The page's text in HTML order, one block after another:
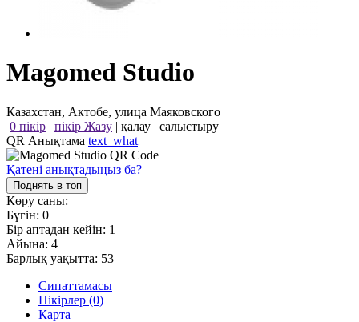
Magomed Studio
Казахстан, Актобе, улица Маяковского
0 пікір | пікір Жазу | қалау | салыстыру
QR Анықтама text_what
Қатені анықтадыңыз ба?
Поднять в топ
Көру саны:
Бүгін: 0
Бір аптадан кейін: 1
Айына: 4
Барлық уақытта: 53
Сипаттамасы
Пікірлер (0)
Карта